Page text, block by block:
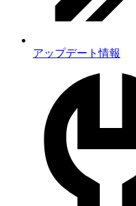
アップデート情報